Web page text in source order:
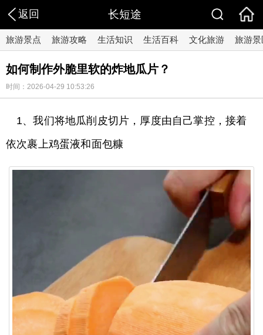
返回 长短途
旅游景点 旅游攻略 生活知识 生活百科 文化旅游 旅游景
如何制作外脆里软的炸地瓜片？
时间：2026-04-29 10:53:26
1、我们将地瓜削皮切片，厚度由自己掌控，接着
依次裹上鸡蛋液和面包糠